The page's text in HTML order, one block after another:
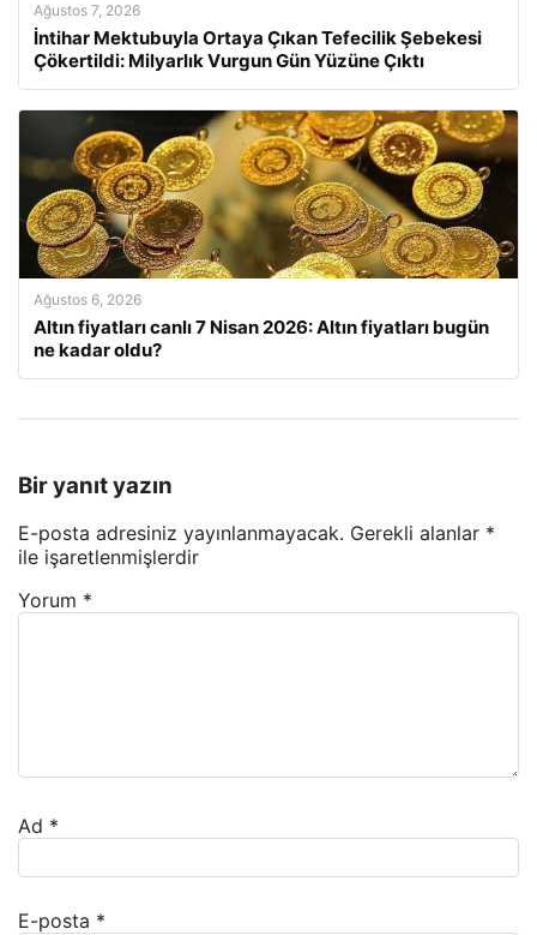
Ağustos 7, 2026
İntihar Mektubuyla Ortaya Çıkan Tefecilik Şebekesi
Çökertildi: Milyarlık Vurgun Gün Yüzüne Çıktı
Ağustos 6, 2026
Altın fiyatları canlı 7 Nisan 2026: Altın fiyatları bugün
ne kadar oldu?
Bir yanıt yazın
E-posta adresiniz yayınlanmayacak. Gerekli alanlar *
ile işaretlenmişlerdir
Yorum *
Ad *
E-posta *